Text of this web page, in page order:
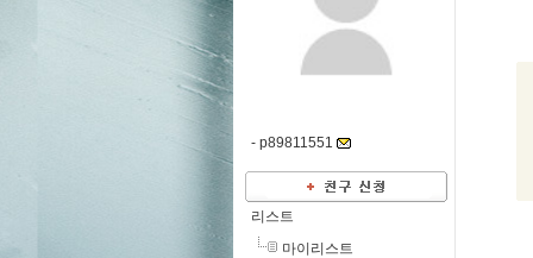
- p89811551
리스트
마이리스트